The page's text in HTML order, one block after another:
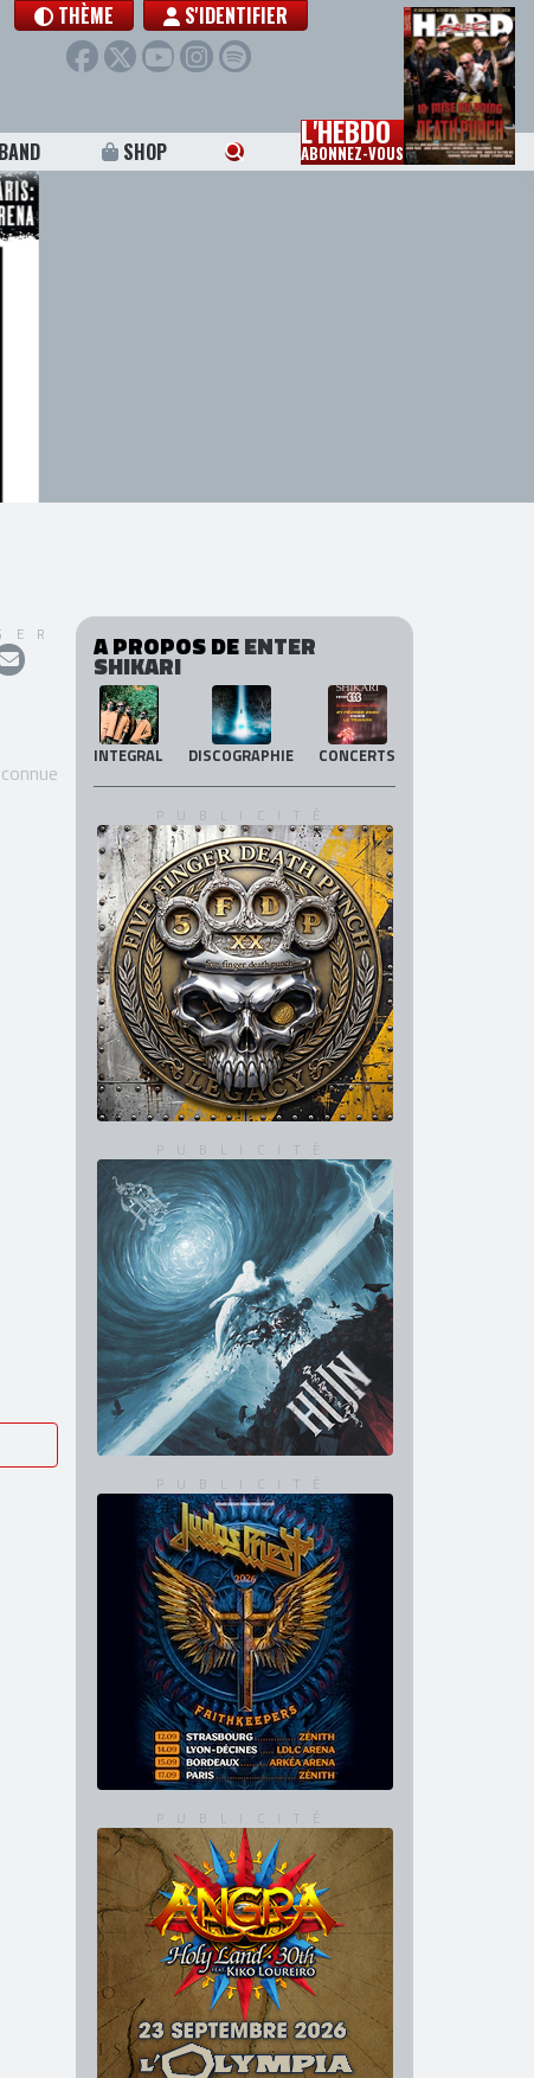
THÈME S'IDENTIFIER
SHOP L'HEBDO
ABONNEZ-VOUS
A PROPOS DEENTER
SHIKARI
INTEGRAL DISCOGRAPHIE CONCERTS